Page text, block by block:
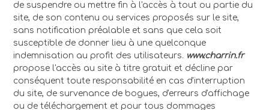
de suspendre ou mettre fin à l'accès à tout ou partie du
site, de son contenu ou services proposés sur le site,
sans notification préalable et sans que cela soit
susceptible de donner lieu à une quelconque
indemnisation au profit des utilisateurs. www.charrin.fr
propose l'accès au site à titre gratuit et décline par
conséquent toute responsabilité en cas d'interruption
du site, de survenance de bogues, d'erreurs d'affichage
ou de téléchargement et pour tous dommages